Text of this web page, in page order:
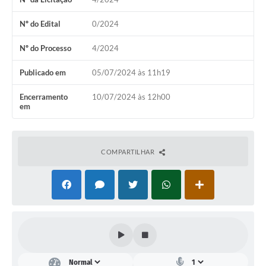
Telefones Úteis
Transparência
Nº do Edital 0/2024
Nº do Processo 4/2024
Publicado em 05/07/2024 às 11h19
Encerramento
em
10/07/2024 às 12h00
COMPARTILHAR